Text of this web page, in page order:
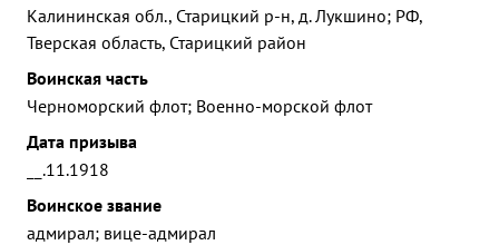
Калининская обл., Старицкий р-н, д. Лукшино; РФ,
Тверская область, Старицкий район
Воинская часть
Черноморский флот; Военно-морской флот
Дата призыва
__.11.1918
Воинское звание
адмирал; вице-адмирал